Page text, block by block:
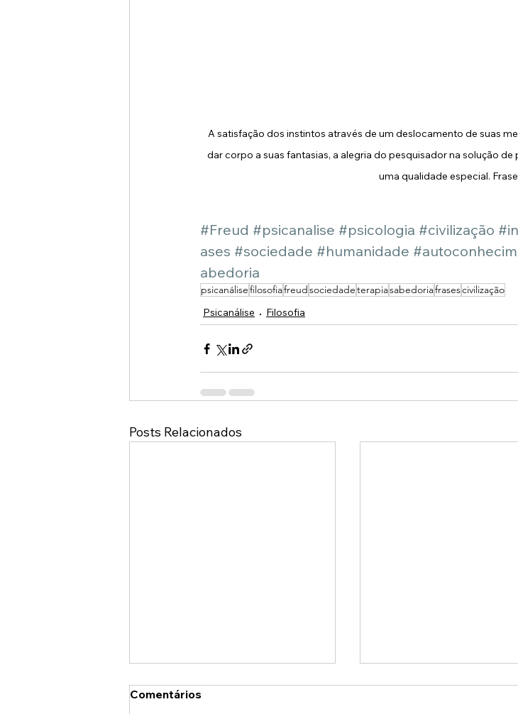
A satisfação dos instintos através de um deslocamento de suas
dar corpo a suas fantasias, a alegria do pesquisador na solução
uma qualidade especial.
#Freud #psicanalise #psicologia #civilização
ases #sociedade #humanidade
abedoria
psicanálisefilosofiafreudsociedadeterapiasabedoriafrasescivilização
Psicanálise
Filosofia
Posts Relacionados
Comentários